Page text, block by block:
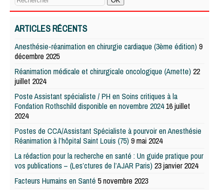
ARTICLES RÉCENTS
Anesthésie-réanimation en chirurgie cardiaque (3ème édition) 9
décembre 2025
Réanimation médicale et chirurgicale oncologique (Arnette) 22
juillet 2024
Poste Assistant spécialiste / PH en Soins critiques à la
Fondation Rothschild disponible en novembre 2024 16 juillet
2024
Postes de CCA/Assistant Spécialiste à pourvoir en Anesthésie
Réanimation à l’hôpital Saint Louis (75) 9 mai 2024
La rédaction pour la recherche en santé : Un guide pratique pour
vos publications – (Les’ctures de l’AJAR Paris) 23 janvier 2024
Facteurs Humains en Santé 5 novembre 2023